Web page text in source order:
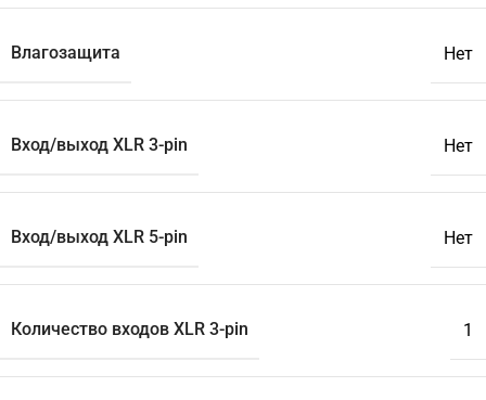
Влагозащита Нет
Вход/выход XLR 3-pin Нет
Вход/выход XLR 5-pin Нет
Количество входов XLR 3-pin 1